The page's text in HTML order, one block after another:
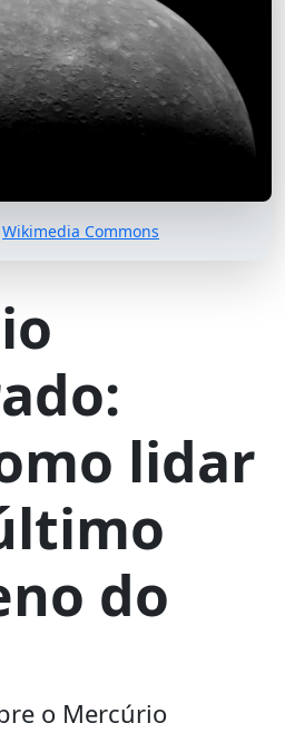
Wikimedia Commons
lidar
do
o Mercúrio